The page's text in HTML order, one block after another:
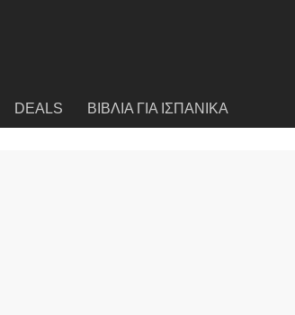
DEALS ΒΙΒΛΙΑ ΓΙΑ ΙΣΠΑΝΙΚΑ